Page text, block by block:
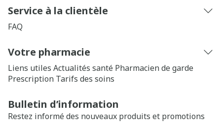
Service à la clientèle
FAQ
Votre pharmacie
Liens utiles Actualités santé Pharmacien de garde
Prescription Tarifs des soins
Bulletin d’information
Restez informé des nouveaux produits et promotions